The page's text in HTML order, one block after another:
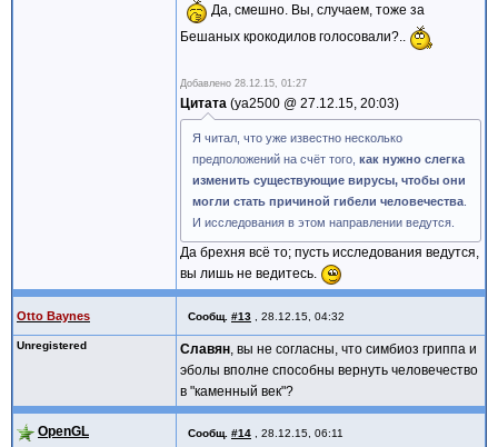
Да, смешно. Вы, случаем, тоже за
Бешаных крокодилов голосовали?..
Добавлено 28.12.15, 01:27
Цитата ya2500 @ 27.12.15, 20:03
Я читал, что уже известно несколько
предположений на счёт того, как нужно слегка
изменить существующие вирусы, чтобы они
могли стать причиной гибели человечества
И исследования в этом направлении ведутся.
Да брехня всё то; пусть исследования ведутся,
вы лишь не ведитесь.
Otto Baynes Сообщ. #13 28.12.15, 04:32
Unregistered Славян, вы не согласны, что симбиоз гриппа и
эболы вполне способны вернуть человечество
в "каменный век"?
OpenGL Сообщ. #14 28.12.15, 06:11